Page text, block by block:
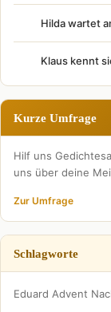
Hilda wartet
Klaus kennt
Kurze Umfrage
Hilf uns
uns über deine
Zur Umfrage
Schlagworte
Eduard Advent